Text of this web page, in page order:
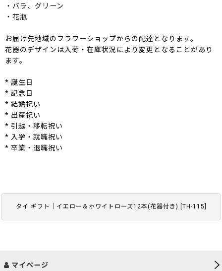
タイ ギフト｜イエロー＆ホワイトローズ12本(花器付き) TH-115
・バラ、グリーン
・花瓶
お届け先地域のフラワーショップからの配達となります。
花器のデザインは入荷・在庫状況により変更となることがあり
ます。
* 誕生日
* 記念日
* 結婚祝い
* 出産祝い
* 引越・移転祝い
* 入学・就職祝い
* 卒業・退職祝い
マイページ